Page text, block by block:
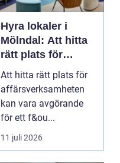
Hyra lokaler i
Mölndal: Att hitta
rätt plats för
affärsverksamhete
Att hitta rätt plats för
affärsverksamheten
kan vara avgörande
för ett f&ou...
11 juli 2026